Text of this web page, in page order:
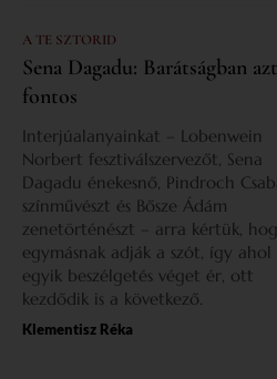
A TE SZTORID
Sena Dagadu: Barátságban
fontos
Interjúalanyainkat – Lobenwein
Norbert fesztiválszervezőt, Sena
Dagadu énekesnő, Pindroch
színművészt és Bősze Ádám
zenetörténészt – arra kértük,
egymásnak adják a szót, így ahol
egyik beszélgetés véget ér, ott
kezdődik is a következő.
Klementisz Réka